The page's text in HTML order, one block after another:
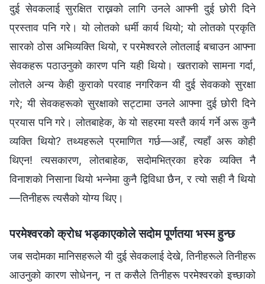
दुई सेवकलाई सुरक्षित राख्नको लागि उनले आफ्‍नी दुई छोरी दिने
प्रस्ताव पनि गरे। यो लोतको धर्मी कार्य थियो; यो लोतको प्रकृति
सारको ठोस अभिव्यक्ति थियो, र परमेश्‍वरले लोतलाई बचाउन आफ्‍ना
सेवकहरू पठाउनुको कारण पनि यही थियो। खतराको सामना गर्दा,
लोतले अन्य केही कुराको परवाह नगरिकन यी दुई सेवकको सुरक्षा
गरे; यी सेवकहरूको सुरक्षाको सट्टामा उनले आफ्‍ना दुई छोरी दिने
प्रयास पनि गरे। लोतबाहेक, के यो सहरमा यस्तै कार्य गर्ने अरू कुनै
व्यक्ति थियो? तथ्यहरूले प्रमाणित गर्छ—अहँ, त्यहाँ अरू कोही
थिएन! त्यसकारण, लोतबाहेक, सदोमभित्रका हरेक व्यक्ति नै
विनाशको निसाना थियो भन्‍नेमा कुनै द्विविधा छैन, र त्यो सही नै थियो
—तिनीहरू त्यसैको योग्य थिए।
परमेश्‍वरको क्रोध भड्काएकोले सदोम पूर्णतया भस्‍म हुन्छ
जब सदोमका मानिसहरूले यी दुई सेवकलाई देखे, तिनीहरूले तिनीहरू
आउनुको कारण सोधेनन्, न त कसैले तिनीहरू परमेश्‍वरको इच्‍छाको